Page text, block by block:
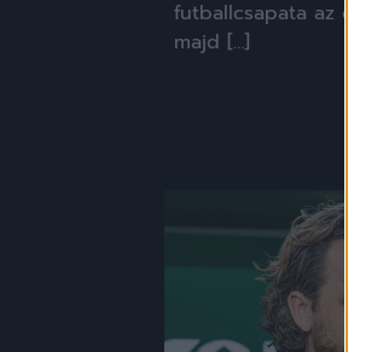
futballcsapata az
majd […]